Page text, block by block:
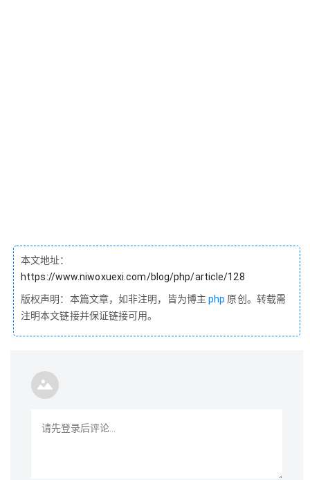
本文地址：
https://www.niwoxuexi.com/blog/php/article/128
版权声明：本篇文章，如非注明，皆为博主php 原创。转载需
注明本文链接并保证链接可用。